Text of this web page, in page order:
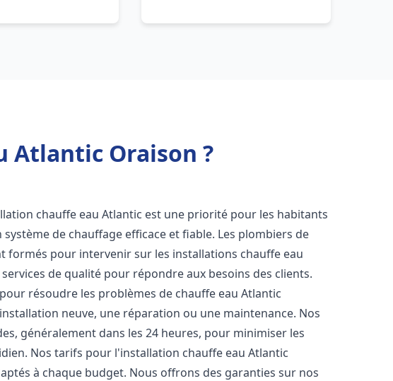
Atlantic Oraison ?
chauffe eau Atlantic est une priorité pour les habitants
de chauffage efficace et fiable. Les plombiers de
formés pour intervenir sur les installations chauffe eau
de qualité pour répondre aux besoins des clients.
résoudre les problèmes de chauffe eau Atlantic
neuve, une réparation ou une maintenance. Nos
généralement dans les 24 heures, pour minimiser les
Nos tarifs pour l'installation chauffe eau Atlantic
à chaque budget. Nous offrons des garanties sur nos